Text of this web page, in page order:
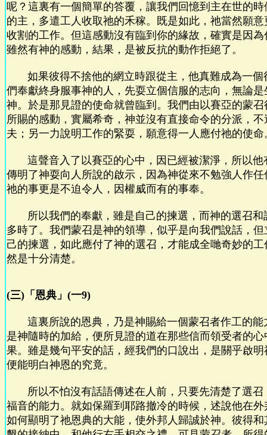
呢？這裏有一個簡單的答覆，讓我們回憶到主在世的
的主，多遣工人收取祂的禾稼。既是如此，祂當然願
收割的工作。但這感動沒有臨到你的緣故，確實是因
雖然有神的感動，結果，是被反抗的動作拒絕了。
如果彼得不捨他的網立時跟從主，他真難成為一個
們奉獻終身服事神的人，先耍立個信服的志向，無論
神。於是那見證的使命就曾臨到。我們由以賽亞的蒙
所賜的感動，實屬希奇，神並沒有直接命令的分派，
夫；另一力說明工作的緊耍，願意得一人應付祂的使命
這聲音入了以賽亞的心中，因已經被潔淨，所以他
傳明了神耍向人所說的啟示，因為神從來不勉強人作
祂的事更是不迫令人，因權威而有的事奉。
所以我們的奉獻，雖是自己的揀選，而神的選召和
多時了。我們蒙召是神的領導，似乎是向我們說話，
己的揀選，如此應付了神的選召，才能成全哋奇妙的
然是十分清楚。
(三)「恩典」(一9)
這裏所說的恩典，乃是神賜給一個蒙召者作工的能
是神隨時的加給，便所見證的道在那些信而領受者的
果。雖是幾句平安的話，經我們的口說出，是關乎啟
便能明白神恩的究竟。
所以不怕沒有話語傳述在人前，只要先清楚了選召
福音的能力。就如保羅到耶路撤冷的時候，述說他在
如何顯明了祂恩典的大能，使外邦人歸誠於神。彼得